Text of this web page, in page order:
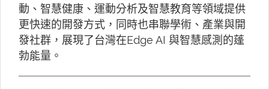
動、智慧健康、運動分析及智慧教育等領域提供
更快速的開發方式，同時也串聯學術、產業與開
發社群，展現了台灣在Edge AI 與智慧感測的蓬
勃能量。